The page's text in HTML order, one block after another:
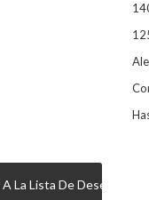
La Lista De Deseos